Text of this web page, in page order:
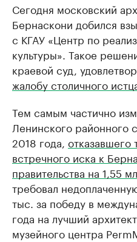
Сегодня московский
Бернаскони добился
с КГАУ «Центр по
культуры». Такое
краевой суд,
жалобу столичного
Тем самым частично
Ленинского районного
2018 года, отказавшего
встречного иска к
правительства на 1,55
требовал
тыс. за победу в
года на лучший
музейного центра